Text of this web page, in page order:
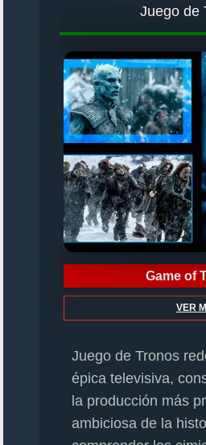
Juego de
Game of
VER
Juego de Tronos
épica televisiva,
la producción más
ambiciosa de la